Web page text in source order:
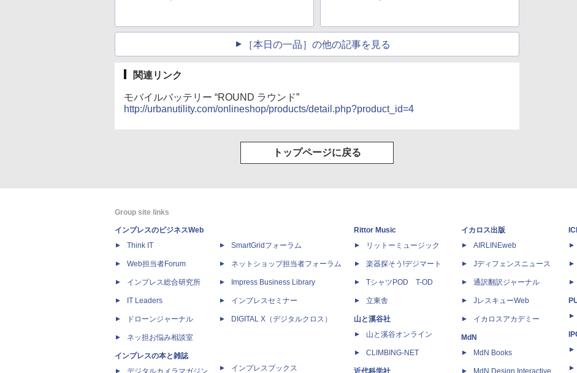
［本日の一品］の他の記事を見る
関連リンク
モバイルバッテリー “ROUND ラウンド”
http://urbanutility.com/onlineshop/products/detail.php?product_id=4
トップページに戻る
Group site links
インプレスのビジネスWeb
Think IT
Web担当者Forum
インプレス総合研究所
IT Leaders
ドローンジャーナル
ネッ担お悩み相談室
インプレスの本と雑誌
デジタルカメラマガジン
SmartGridフォーラム
ネットショップ担当者フォーラム
Impress Business Library
インプレスセミナー
DIGITAL X（デジタルクロス）
インプレスブックス
Rittor Music
リットーミュージック
楽器探そう!デジマート
TシャツPOD T-OD
立東舎
山と溪谷社
山と溪谷オンライン
CLIMBING-NET
近代科学社
イカロス出版
AIRLINEweb
Jディフェンスニュース
通訳翻訳ジャーナル
JレスキューWeb
イカロスアカデミー
MdN
MdN Books
MdN Design Interactive